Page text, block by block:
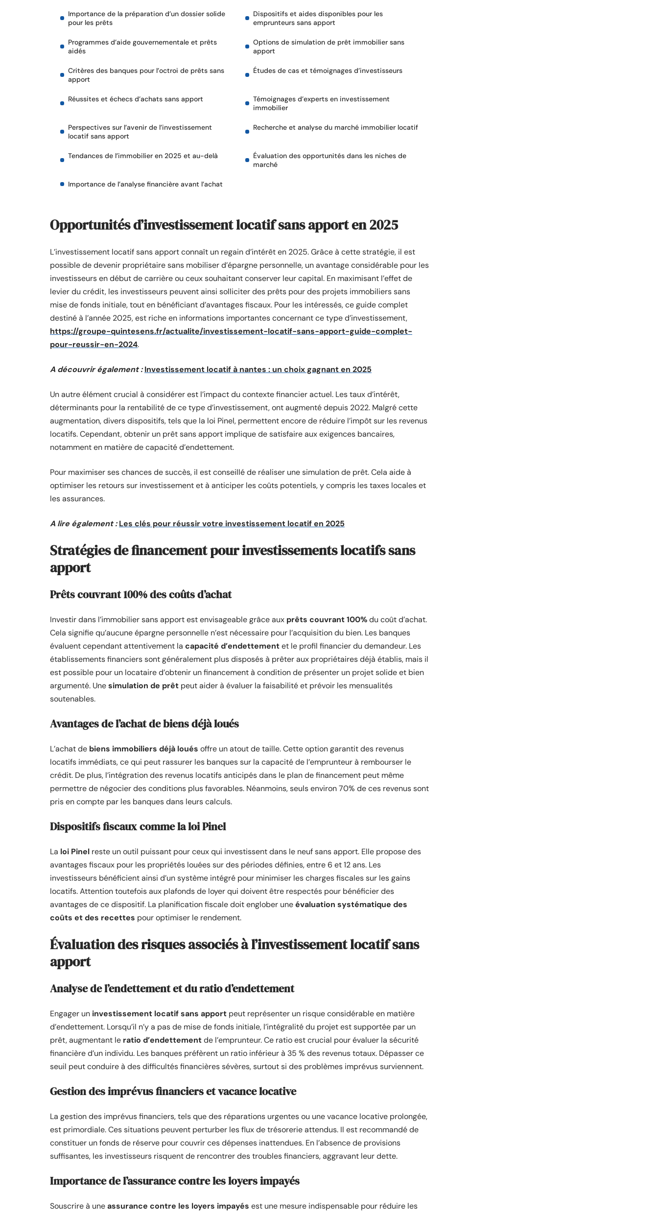
Importance de la préparation d’un dossier solide
pour les prêts
Dispositifs et aides disponibles pour les
emprunteurs sans apport
Programmes d’aide gouvernementale et prêts
aidés
Options de simulation de prêt immobilier sans
apport
Critères des banques pour l’octroi de prêts sans
apport
Études de cas et témoignages d’investisseurs
Réussites et échecs d’achats sans apport
Témoignages d’experts en investissement
immobilier
Perspectives sur l’avenir de l’investissement
locatif sans apport
Recherche et analyse du marché immobilier locatif
Tendances de l’immobilier en 2025 et au-delà
Évaluation des opportunités dans les niches de
marché
Importance de l’analyse financière avant l’achat
Opportunités d’investissement locatif sans apport en 2025
L’investissement locatif sans apport connaît un regain d’intérêt en 2025. Grâce à cette stratégie, il est
possible de devenir propriétaire sans mobiliser d’épargne personnelle, un avantage considérable pour les
investisseurs en début de carrière ou ceux souhaitant conserver leur capital. En maximisant l’effet de
levier du crédit, les investisseurs peuvent ainsi solliciter des prêts pour des projets immobiliers sans
mise de fonds initiale, tout en bénéficiant d’avantages fiscaux. Pour les intéressés, ce guide complet
destiné à l’année 2025, est riche en informations importantes concernant ce type d’investissement,
https://groupe-quintesens.fr/actualite/investissement-locatif-sans-apport-guide-complet-
pour-reussir-en-2024.
A découvrir également : Investissement locatif à nantes : un choix gagnant en 2025
Un autre élément crucial à considérer est l’impact du contexte financier actuel. Les taux d’intérêt,
déterminants pour la rentabilité de ce type d’investissement, ont augmenté depuis 2022. Malgré cette
augmentation, divers dispositifs, tels que la loi Pinel, permettent encore de réduire l’impôt sur les revenus
locatifs. Cependant, obtenir un prêt sans apport implique de satisfaire aux exigences bancaires,
notamment en matière de capacité d’endettement.
Pour maximiser ses chances de succès, il est conseillé de réaliser une simulation de prêt. Cela aide à
optimiser les retours sur investissement et à anticiper les coûts potentiels, y compris les taxes locales et
les assurances.
A lire également : Les clés pour réussir votre investissement locatif en 2025
Stratégies de financement pour investissements locatifs sans
apport
Prêts couvrant 100% des coûts d’achat
Investir dans l’immobilier sans apport est envisageable grâce aux prêts couvrant 100%du coût d’achat.
Cela signifie qu’aucune épargne personnelle n’est nécessaire pour l’acquisition du bien. Les banques
évaluent cependant attentivement la capacité d’endettementet le profil financier du demandeur. Les
établissements financiers sont généralement plus disposés à prêter aux propriétaires déjà établis, mais il
est possible pour un locataire d’obtenir un financement à condition de présenter un projet solide et bien
argumenté. Unesimulation de prêt peut aider à évaluer la faisabilité et prévoir les mensualités
soutenables.
Avantages de l’achat de biens déjà loués
L’achat de biens immobiliers déjà loués offre un atout de taille. Cette option garantit des revenus
locatifs immédiats, ce qui peut rassurer les banques sur la capacité de l’emprunteur à rembourser le
crédit. De plus, l’intégration des revenus locatifs anticipés dans le plan de financement peut même
permettre de négocier des conditions plus favorables. Néanmoins, seuls environ 70% de ces revenus sont
pris en compte par les banques dans leurs calculs.
Dispositifs fiscaux comme la loi Pinel
La loi Pinel reste un outil puissant pour ceux qui investissent dans le neuf sans apport. Elle propose des
avantages fiscaux pour les propriétés louées sur des périodes définies, entre 6 et 12 ans. Les
investisseurs bénéficient ainsi d’un système intégré pour minimiser les charges fiscales sur les gains
locatifs. Attention toutefois aux plafonds de loyer qui doivent être respectés pour bénéficier des
avantages de ce dispositif. La planification fiscale doit englober uneévaluation systématique des
coûts et des recettes pour optimiser le rendement.
Évaluation des risques associés à l’investissement locatif sans
apport
Analyse de l’endettement et du ratio d’endettement
Engager un investissement locatif sans apport peut représenter un risque considérable en matière
d’endettement. Lorsqu’il n’y a pas de mise de fonds initiale, l’intégralité du projet est supportée par un
prêt, augmentant le ratio d’endettementde l’emprunteur. Ce ratio est crucial pour évaluer la sécurité
financière d’un individu. Les banques préfèrent un ratio inférieur à 35 % des revenus totaux. Dépasser ce
seuil peut conduire à des difficultés financières sévères, surtout si des problèmes imprévus surviennent.
Gestion des imprévus financiers et vacance locative
La gestion des imprévus financiers, tels que des réparations urgentes ou une vacance locative prolongée,
est primordiale. Ces situations peuvent perturber les flux de trésorerie attendus. Il est recommandé de
constituer un fonds de réserve pour couvrir ces dépenses inattendues. En l’absence de provisions
suffisantes, les investisseurs risquent de rencontrer des troubles financiers, aggravant leur dette.
Importance de l’assurance contre les loyers impayés
Souscrire à uneassurance contre les loyers impayés est une mesure indispensable pour réduire les